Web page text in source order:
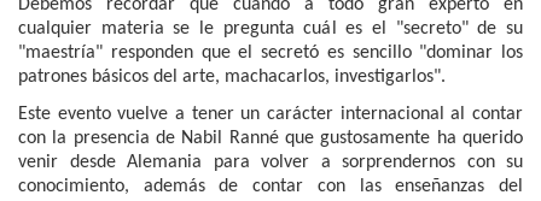
Debemos recordar que cuándo a todo gran experto en
cualquier materia se le pregunta cuál es el "secreto" de su
"maestría" responden que el secretó es sencillo "dominar los
patrones básicos del arte, machacarlos, investigarlos".
Este evento vuelve a tener un carácter internacional al contar
con la presencia de Nabil Ranné que gustosamente ha querido
venir desde Alemania para volver a sorprendernos con su
conocimiento, además de contar con las enseñanzas del